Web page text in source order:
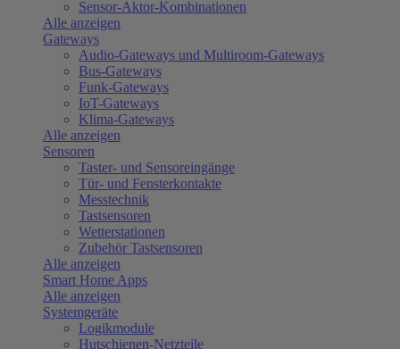
Sensor-Aktor-Kombinationen
Alle anzeigen
Gateways
Audio-Gateways und Multiroom-Gateways
Bus-Gateways
Funk-Gateways
IoT-Gateways
Klima-Gateways
Alle anzeigen
Sensoren
Taster- und Sensoreingänge
Tür- und Fensterkontakte
Messtechnik
Tastsensoren
Wetterstationen
Zubehör Tastsensoren
Alle anzeigen
Smart Home Apps
Alle anzeigen
Systemgeräte
Logikmodule
Hutschienen-Netzteile